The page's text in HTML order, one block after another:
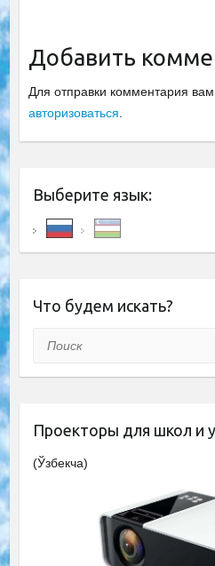
Добавить
Для отправки комментария
авторизоваться
Выберите язык:
Что будем искать?
Поиск
Проекторы для школ и
(Ўзбекча)